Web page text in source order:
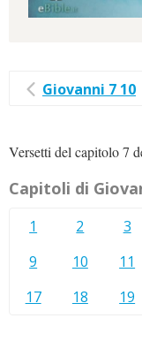
Giovanni 7 10
Versetti del capitolo 7
Capitoli di
1 2 3
9
10 11
17
18 19